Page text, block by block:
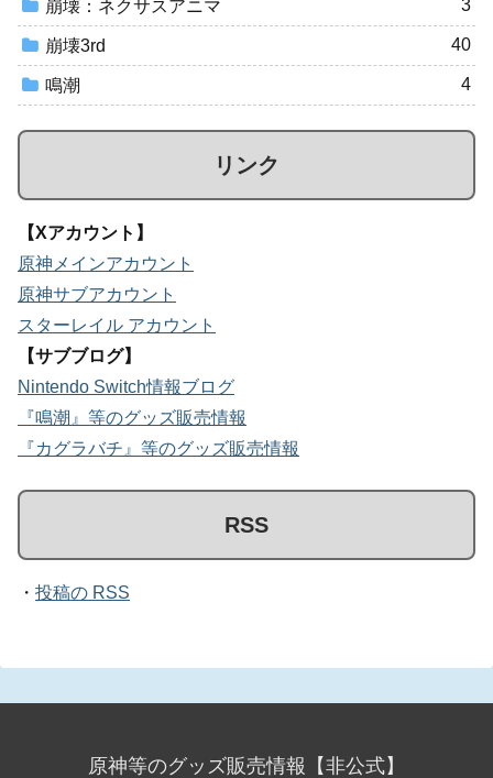
崩壊：ネクサスアニマ 3
崩壊3rd 40
鳴潮 4
リンク
【Xアカウント】
原神メインアカウント
原神サブアカウント
スターレイル アカウント
【サブブログ】
Nintendo Switch情報ブログ
『鳴潮』等のグッズ販売情報
『カグラバチ』等のグッズ販売情報
RSS
・ 投稿の RSS
原神等のグッズ販売情報【非公式】